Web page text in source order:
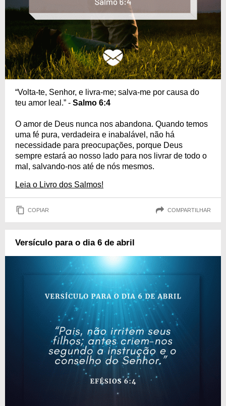
“Volta-te, Senhor, e livra-me; salva-me por causa do
teu amor leal.” - Salmo 6:4
O amor de Deus nunca nos abandona. Quando temos
uma fé pura, verdadeira e inabalável, não há
necessidade para preocupações, porque Deus
sempre estará ao nosso lado para nos livrar de todo o
mal, salvando-nos até de nós mesmos.
Leia o Livro dos Salmos!
COPIAR COMPARTILHAR
Versículo para o dia 6 de abril